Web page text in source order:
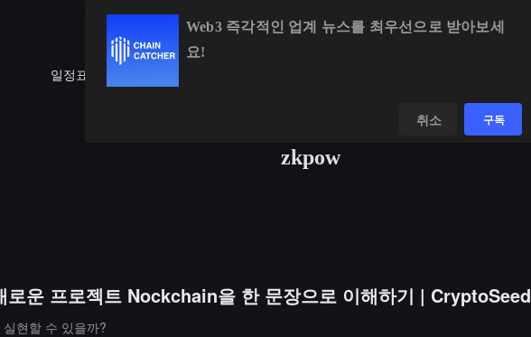
일정표
zkpow
운 프로젝트 Nockchain을 한 문장으로 이해하기 | CryptoSeed
현할 수 있을까?
Web3 즉각적인 업계 뉴스를 최우선으로 받아보세
요!
취소 구독